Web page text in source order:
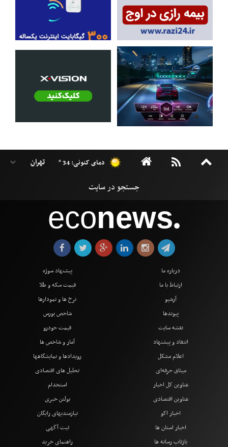
دمای کنونی: 34 °
econews●
درباره ما
ارتباط با ما
آرشیو
پیوندها
نقشه سایت
انتقاد و پیشنهاد
اعلام مشکل
میثاق حرفه‌ای
پیشنهاد سوژه
قیمت سکه و طلا
نرخ ها و نمودارها
شاخص بورس
قیمت خودرو
آمار و شاخص ها
رویدادها و نمایشگاهها
تحلیل های اقتصادی
عناوین کل اخبار
عناوین اقتصادی
اخبار اکو
اخبار استان ها
بازتاب رسانه ها
استخدام
بولتن خبری
نیازمندیهای رایگان
ثبت آگهی
راهنمای خرید